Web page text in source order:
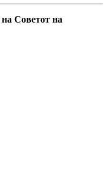
на Советот на